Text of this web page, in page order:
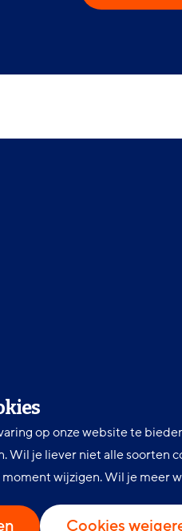
op onze website te
Wil je liever niet alle soorten
wijzigen. Wil je meer
Cookies